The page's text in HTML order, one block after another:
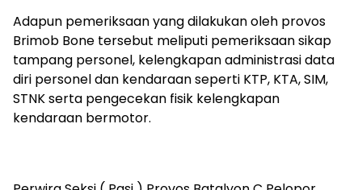
Adapun pemeriksaan yang dilakukan oleh provos
Brimob Bone tersebut meliputi pemeriksaan sikap
tampang personel, kelengkapan administrasi data
diri personel dan kendaraan seperti KTP, KTA, SIM,
STNK serta pengecekan fisik kelengkapan
kendaraan bermotor.